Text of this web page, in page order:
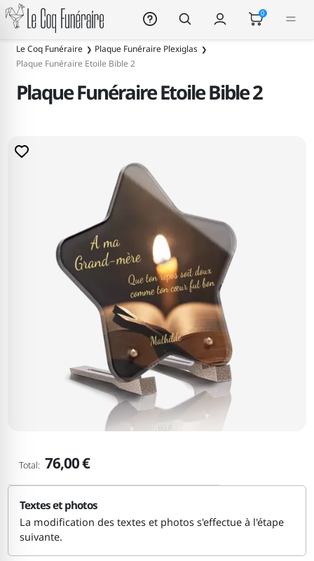
Le Coq Funéraire 0
Le Coq Funéraire
Plaque Funéraire Plexiglas
Plaque Funéraire Etoile Bible 2
Plaque Funéraire Etoile Bible 2
Total: 76,00 €
Textes et photos
La modification des textes et photos s'effectue à l'étape
suivante.